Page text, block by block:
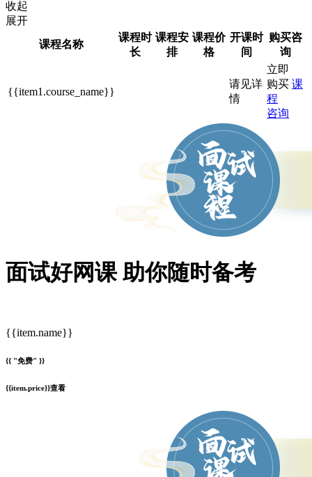
收起
展开
课程名称
课程时
长
课程安
排
课程价
格
开课时
间
购买咨
询
{{item1.course_name}}
请见详
情
立即
购买 课
程
咨询
面试好网课 助你随时备考
{{item.name}}
{{ "免费" }}
{{item.price}}查看